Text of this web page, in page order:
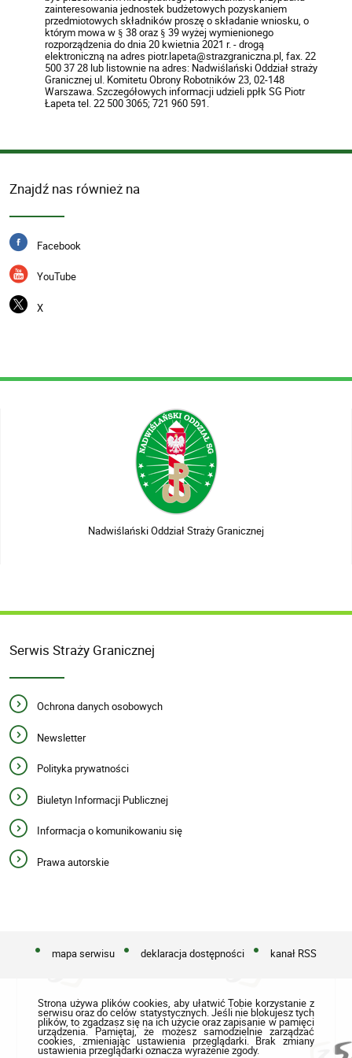
zainteresowania jednostek budżetowych pozyskaniem
przedmiotowych składników proszę o składanie wniosku, o
którym mowa w § 38 oraz § 39 wyżej wymienionego
rozporządzenia do dnia 20 kwietnia 2021 r. - drogą
elektroniczną na adres piotr.lapeta@strazgraniczna.pl, fax. 22
500 37 28 lub listownie na adres: Nadwiślański Oddział straży
Granicznej ul. Komitetu Obrony Robotników 23, 02-148
Warszawa. Szczegółowych informacji udzieli ppłk SG Piotr
Łapeta tel. 22 500 3065; 721 960 591.
Znajdź nas również na
Facebook
YouTube
X
Nadwiślański Oddział Straży Granicznej
Serwis Straży Granicznej
Ochrona danych osobowych
Newsletter
Polityka prywatności
Biuletyn Informacji Publicznej
Informacja o komunikowaniu się
Prawa autorskie
mapa serwisu deklaracja dostępności kanał RSS
Strona używa plików cookies, aby ułatwić Tobie korzystanie z
serwisu oraz do celów statystycznych. Jeśli nie blokujesz tych
plików, to zgadzasz się na ich użycie oraz zapisanie w pamięci
urządzenia. Pamiętaj, że możesz samodzielnie zarządzać
cookies, zmieniając ustawienia przeglądarki. Brak zmiany
ustawienia przeglądarki oznacza wyrażenie zgody.